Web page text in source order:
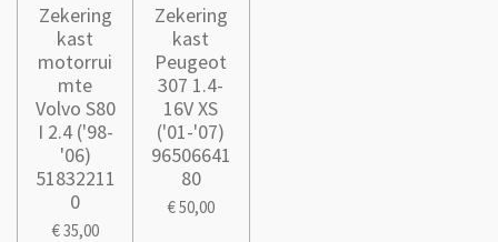
Zekering
kast
motorrui
mte
Volvo S80
I 2.4 ('98-
'06)
51832211
0
€ 35,00
Zekering
kast
Peugeot
307 1.4-
16V XS
('01-'07)
96506641
80
€ 50,00